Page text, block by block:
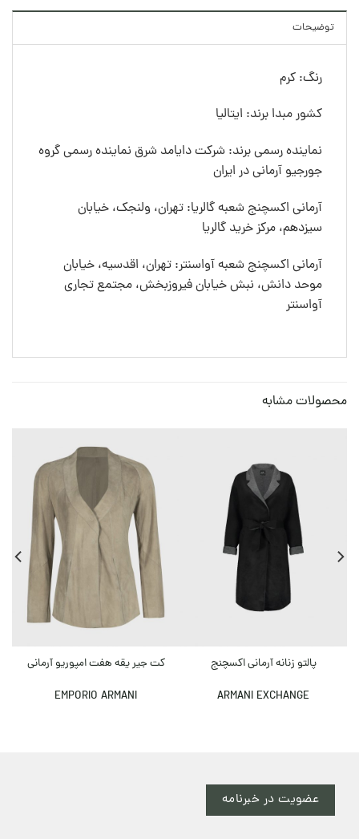
توضیحات
رنگ: کرم
کشور مبدا برند: ایتالیا
نماینده رسمی برند: شرکت دایامد شرق نماینده رسمی گروه
جورجیو آرمانی در ایران
آرمانی اکسچنج شعبه گالریا: تهران، ولنجک، خیابان
سیزدهم، مرکز خرید گالریا
آرمانی اکسچنج شعبه آواسنتر: تهران، اقدسیه، خیابان
موحد دانش، نبش خیابان فیروزبخش، مجتمع تجاری
آواسنتر
محصولات مشابه
پالتو زنانه آرمانی اکسچنج
ARMANI EXCHANGE
کت جیر یقه هفت امپوریو آرمانی
EMPORIO ARMANI
عضویت در خبرنامه